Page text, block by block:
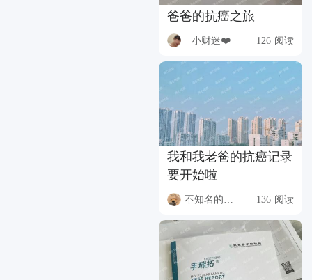
爸爸的抗癌之旅
小财迷❤️ 126 阅读
我和我老爸的抗癌记录
要开始啦
136 阅读